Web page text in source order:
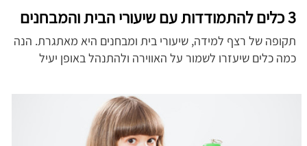
3 כלים להתמודדות עם שיעורי הבית והמבחנים
תקופה של רצף למידה, שיעורי בית ומבחנים היא מאתגרת. הנה
כמה כלים שיעזרו לשמור על האווירה ולהתנהל באופן יעיל